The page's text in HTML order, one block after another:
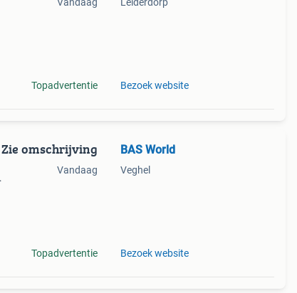
Topadvertentie Bezoek website
Zie omschrijving
Vandaag
Topadvertentie
BAS World
Veghel
Bezoek website